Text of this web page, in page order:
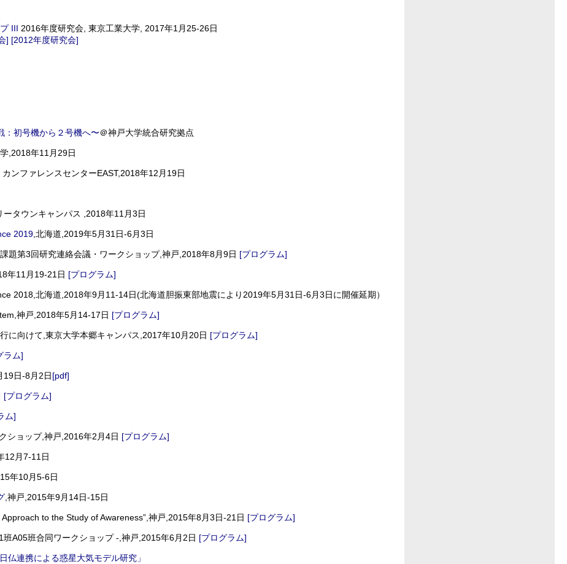
III 2016年度研究会, 東京工業大学, 2017年1月25-26日
] [2012年度研究会]
：初号機から２号機へ〜＠神戸大学統合研究拠点
,2018年11月29日
ンファレンスセンターEAST,2018年12月19日
ータウンキャンパス ,2018年11月3日
2019 ,北海道,2019年5月31日-6月3日
題第3回研究連絡会議・ワークショップ,神戸,2018年8月9日 [プログラム]
年11月19-21日 [プログラム]
2018,北海道,2018年9月11-14日(北海道胆振東部地震により2019年5月31日-6月3日に開催延期）
神戸,2018年5月14-17日 [プログラム]
に向けて,東京大学本郷キャンパス,2017年10月20日 [プログラム]
ラム]
19日-8月2日[pdf]
[プログラム]
ム]
ショップ,神戸,2016年2月4日 [プログラム]
12月7-11日
年10月5-6日
,神戸,2015年9月14日-15日
to the Study of Awareness”,神戸,2015年8月3日-21日 [プログラム]
A05班合同ワークショップ -,神戸,2015年6月2日 [プログラム]
日仏連携による惑星大気モデル研究」